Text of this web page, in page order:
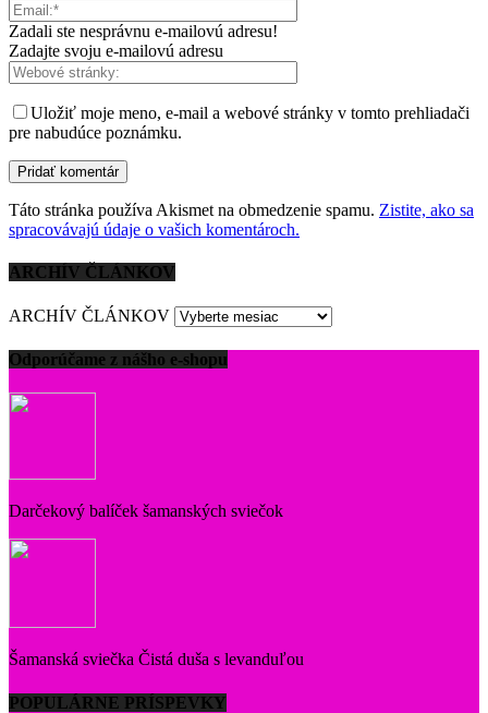
Zadali ste nesprávnu e-mailovú adresu!
Zadajte svoju e-mailovú adresu
Uložiť moje meno, e-mail a webové stránky v tomto prehliadači
pre nabudúce poznámku.
Táto stránka používa Akismet na obmedzenie spamu. Zistite, ako sa
spracovávajú údaje o vašich komentároch.
ARCHÍV ČLÁNKOV
ARCHÍV ČLÁNKOV
Odporúčame z nášho e-shopu
Darčekový balíček šamanských sviečok
Šamanská sviečka Čistá duša s levanduľou
POPULÁRNE PRÍSPEVKY